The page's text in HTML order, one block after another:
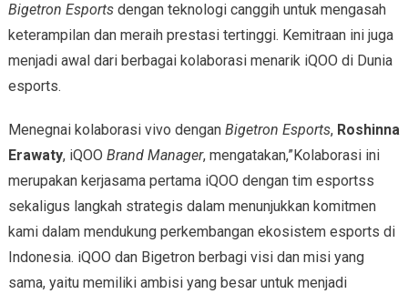
Bigetron Esportsdengan teknologi canggih untuk mengasah
keterampilan dan meraih prestasi tertinggi. Kemitraan ini juga
menjadi awal dari berbagai kolaborasi menarik iQOO di Dunia
esports.
Menegnai kolaborasi vivo dengan Bigetron Esports, Roshinna
Erawaty, iQOO Brand Manager, mengatakan,”Kolaborasi ini
merupakan kerjasama pertama iQOO dengan tim esportss
sekaligus langkah strategis dalam menunjukkan komitmen
kami dalam mendukung perkembangan ekosistem esports di
Indonesia. iQOO dan Bigetron berbagi visi dan misi yang
sama, yaitu memiliki ambisi yang besar untuk menjadi